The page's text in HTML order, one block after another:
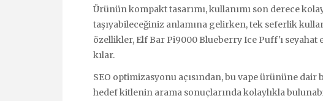
Ürünün kompakt tasarımı, kullanımı son derece
taşıyabileceğiniz anlamına gelirken, tek seferlik
özellikler, Elf Bar Pi9000 Blueberry Ice Puff'ı
kılar.
SEO optimizasyonu açısından, bu vape ürününe
hedef kitlenin arama sonuçlarında kolaylıkla